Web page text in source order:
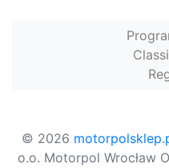
© 2026
o.o. Motorpol Wrocław